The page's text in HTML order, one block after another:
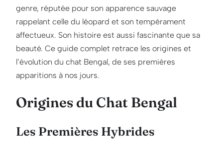
genre, réputée pour son apparence sauvage
rappelant celle du léopard et son tempérament
affectueux. Son histoire est aussi fascinante que sa
beauté. Ce guide complet retrace les origines et
l’évolution du chat Bengal, de ses premières
apparitions à nos jours.
Origines du Chat Bengal
Les Premières Hybrides